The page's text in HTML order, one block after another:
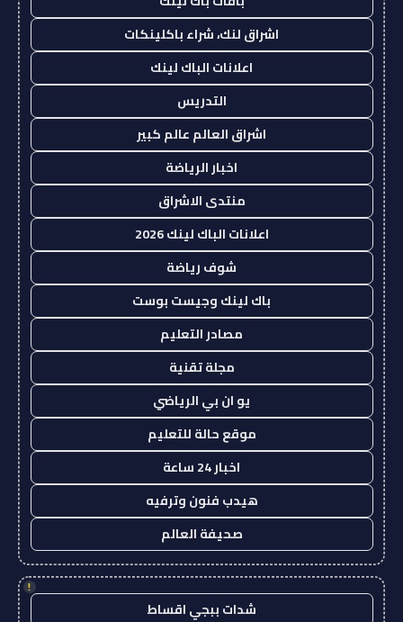
اشراق لنك، شراء باكلينكات
اعلانات الباك لينك
التدريس
اشراق العالم عالم كبير
اخبار الرياضة
منتدى الاشراق
اعلانات الباك لينك 2026
شوف رياضة
باك لينك وجيست بوست
مصادر التعليم
مجلة تقنية
يو ان بي الرياضي
موقع حالة للتعليم
اخبار 24 ساعة
هيدب فنون وترفيه
صحيفة العالم
!
شدات ببجي اقساط